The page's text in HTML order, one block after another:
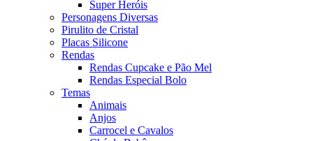
Super Heróis
Personagens Diversas
Pirulito de Cristal
Placas Silicone
Rendas
Rendas Cupcake e Pão Mel
Rendas Especial Bolo
Temas
Animais
Anjos
Carrocel e Cavalos